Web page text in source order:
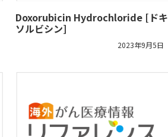
Doxorubicin Hydrochloride [ドキ
ソルビシン]
2023年9月5日